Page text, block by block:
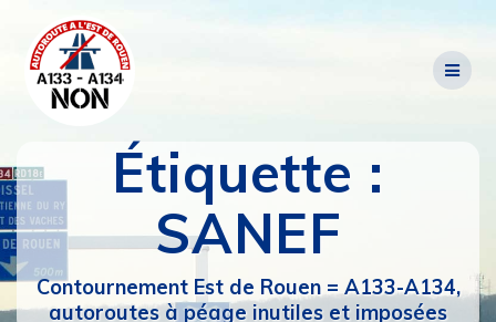
Étiquette :
SANEF
Contournement Est de Rouen = A133-A134,
autoroutes à péage inutiles et imposées